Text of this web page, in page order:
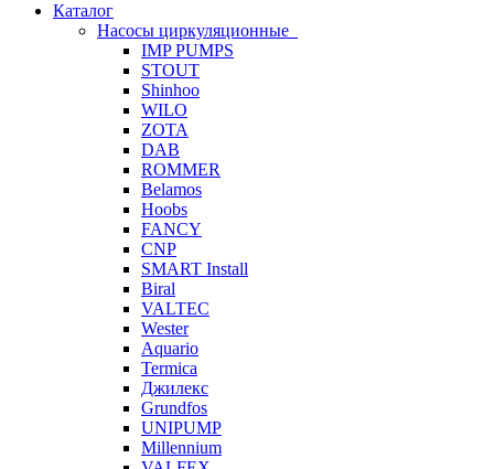
Каталог
Насосы циркуляционные
IMP PUMPS
STOUT
Shinhoo
WILO
ZOTA
DAB
ROMMER
Belamos
Hoobs
FANCY
CNP
SMART Install
Biral
VALTEC
Wester
Aquario
Termica
Джилекс
Grundfos
UNIPUMP
Millennium